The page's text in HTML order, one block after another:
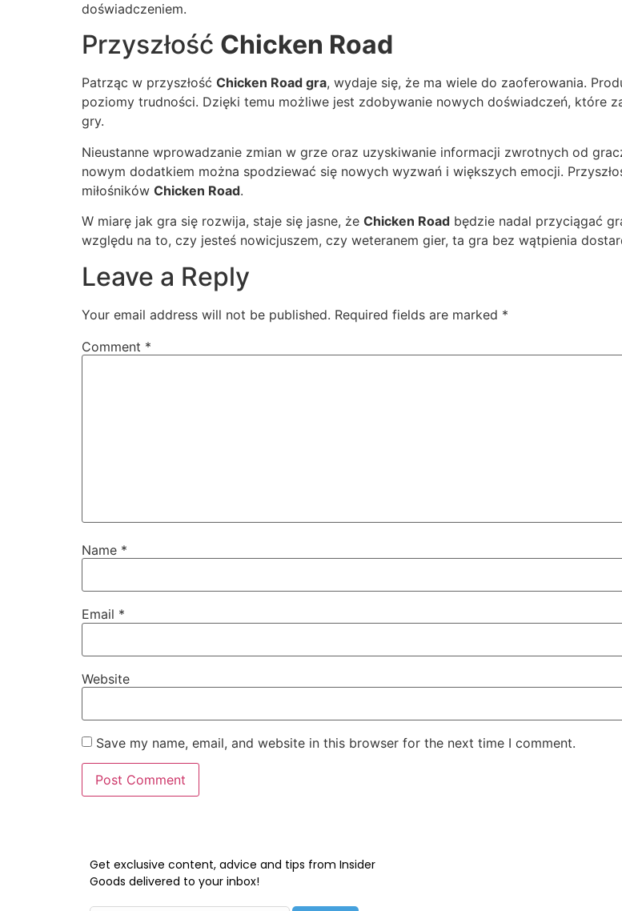
doświadczeniem.
Przyszłość Chicken Road
Patrząc w przyszłość Chicken Road gra, wydaje się, że ma wiele do zaoferowania.
poziomy trudności. Dzięki temu możliwe jest zdobywanie nowych doświadczeń, które
gry.
Nieustanne wprowadzanie zmian w grze oraz uzyskiwanie informacji zwrotnych od
nowym dodatkiem można spodziewać się nowych wyzwań i większych emocji.
miłośników Chicken Road.
W miarę jak gra się rozwija, staje się jasne, że Chicken Road będzie nadal przyciągać
względu na to, czy jesteś nowicjuszem, czy weteranem gier, ta gra bez wątpienia
Leave a Reply
Your email address will not be published. Required fields are marked *
Comment *
Name *
Email *
Website
Save my name, email, and website in this browser for the next time I comment.
Get exclusive content, advice and tips from Insider
Goods delivered to your inbox!